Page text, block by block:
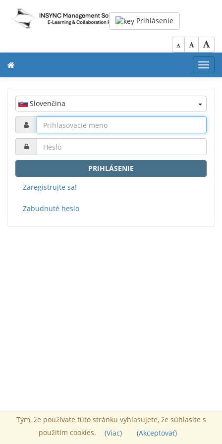
Tým, že používate túto stránku vyhlasujete, že súhlasíte s
použitím cookies.
(Viac) (Akceptovať)
Prihlásenie
Slovenčina
PRIHLÁSENIE
Zaregistrujte sa!
Zabudnuté heslo
Správca :Tony Mackay
Poháňaný Chamilo© 2026